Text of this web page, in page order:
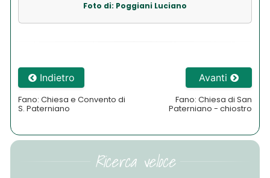
Ricerca veloce
Foto di: Poggiani Luciano
Indietro
Fano: Chiesa e Convento di
S. Paterniano
Avanti
Fano: Chiesa di San
Paterniano - chiostro